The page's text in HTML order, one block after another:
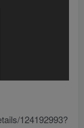
124192993?